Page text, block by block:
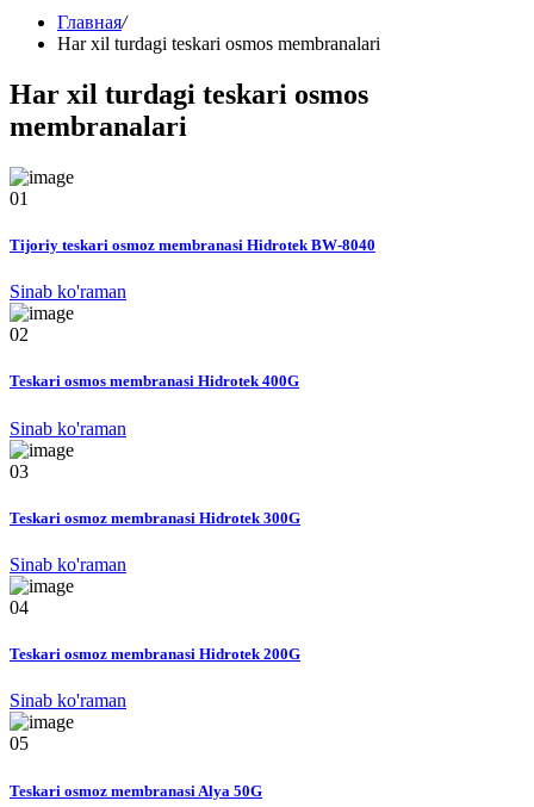
Главная/
Har xil turdagi teskari osmos membranalari
Har xil turdagi teskari osmos
membranalari
01
Tijoriy teskari osmoz membranasi Hidrotek BW-8040
Sinab ko'raman
02
Teskari osmos membranasi Hidrotek 400G
Sinab ko'raman
03
Teskari osmoz membranasi Hidrotek 300G
Sinab ko'raman
04
Teskari osmoz membranasi Hidrotek 200G
Sinab ko'raman
05
Teskari osmoz membranasi Alya 50G